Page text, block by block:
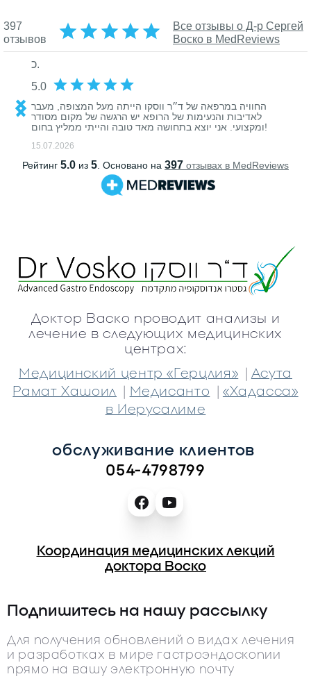
אנושיות
Доктор Васко проводит анализы и
лечение в следующих медицинских
центрах:
Медицинский центр «Герцлия» | Асута
Рамат Хашоил
| Медисанто | «Хадасса»
в Иерусалиме
обслуживание клиентов
054-4798799
Координация медицинских лекций
доктора Воско
Подпишитесь на нашу рассылку
Для получения обновлений о видах лечения
и разработках в мире гастроэндоскопии
прямо на вашу электронную почту